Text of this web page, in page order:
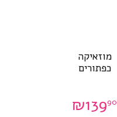
מוזאיקה
כפתורים
₪13990